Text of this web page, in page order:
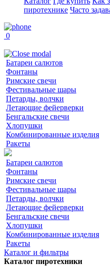
пиротехнике Часто
0
Батареи салютов
Фонтаны
Римские свечи
Фестивальные шары
Петарды, волчки
Летающие фейерверки
Бенгальские свечи
Хлопушки
Комбинированные изделия
Ракеты
Батареи салютов
Фонтаны
Римские свечи
Фестивальные шары
Петарды, волчки
Летающие фейерверки
Бенгальские свечи
Хлопушки
Комбинированные изделия
Ракеты
Каталог и фильтры
Каталог пиротехники